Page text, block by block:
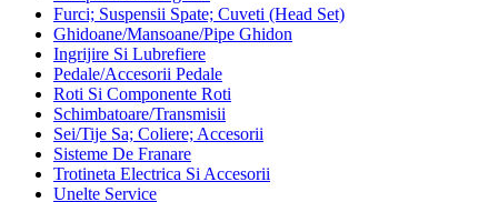
Furci; Suspensii Spate; Cuveti (Head Set)
Ghidoane/Mansoane/Pipe Ghidon
Ingrijire Si Lubrefiere
Pedale/Accesorii Pedale
Roti Si Componente Roti
Schimbatoare/Transmisii
Sei/Tije Sa; Coliere; Accesorii
Sisteme De Franare
Trotineta Electrica Si Accesorii
Unelte Service